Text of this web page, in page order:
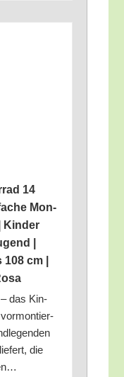
14
Mon­
Kin­der
|
cm |
– das Kin­
vor­mon­tier­
die